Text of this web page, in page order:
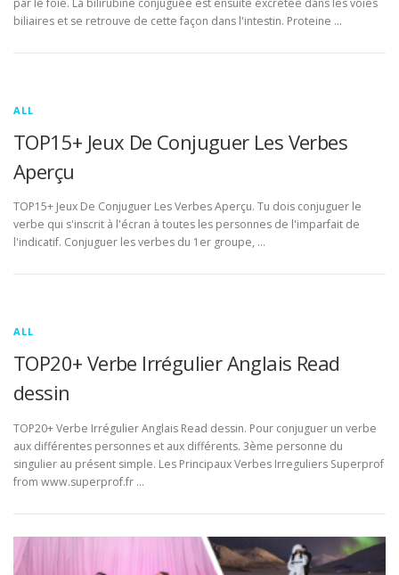
par le foie. La bilirubine conjuguée est ensuite excrétée dans les voies
biliaires et se retrouve de cette façon dans l'intestin. Proteine …
ALL
TOP15+ Jeux De Conjuguer Les Verbes
Aperçu
TOP15+ Jeux De Conjuguer Les Verbes Aperçu. Tu dois conjuguer le
verbe qui s'inscrit à l'écran à toutes les personnes de l'imparfait de
l'indicatif. Conjuguer les verbes du 1er groupe, …
ALL
TOP20+ Verbe Irrégulier Anglais Read
dessin
TOP20+ Verbe Irrégulier Anglais Read dessin. Pour conjuguer un verbe
aux différentes personnes et aux différents. 3ème personne du
singulier au présent simple. Les Principaux Verbes Irreguliers Superprof
from www.superprof.fr …